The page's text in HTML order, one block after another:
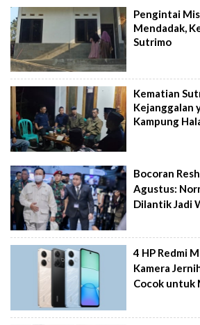
Pengintai
Mendadak,
Sutrimo
Kematian
Kejanggalan
Kampung
Bocoran
Agustus:
Dilantik Jadi
4 HP Redmi
Kamera
Cocok